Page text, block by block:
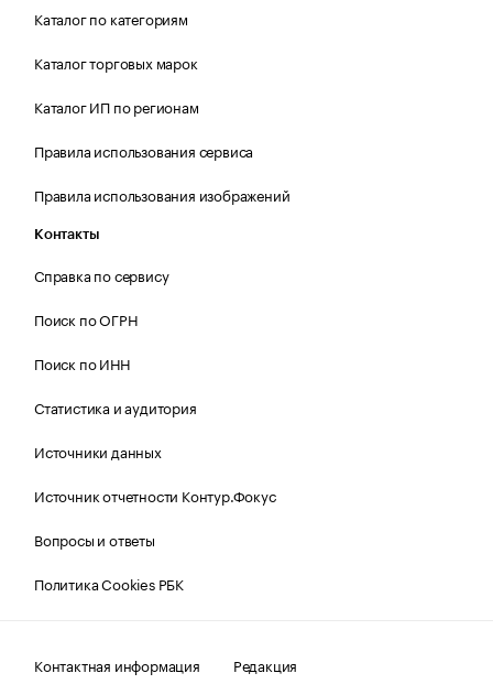
Каталог по категориям
Каталог торговых марок
Каталог ИП по регионам
Правила использования сервиса
Правила использования изображений
Контакты
Справка по сервису
Поиск по ОГРН
Поиск по ИНН
Статистика и аудитория
Источники данных
Источник отчетности Контур.Фокус
Вопросы и ответы
Политика Cookies РБК
Контактная информация Редакция